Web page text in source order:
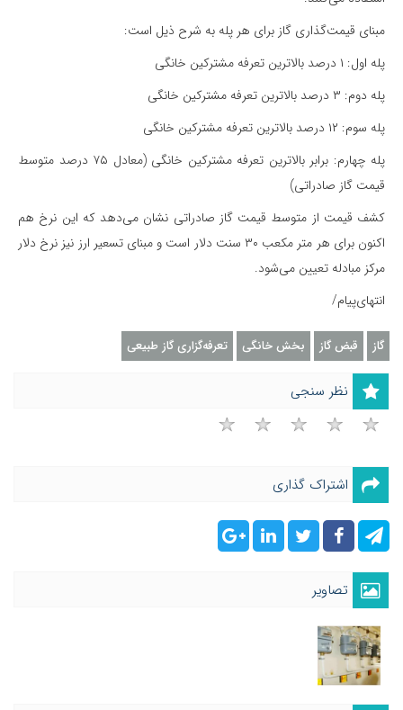
مبنای قیمت‌گذاری گاز برای هر پله به شرح ذیل است:
پله اول: ۱ درصد بالاترین تعرفه مشترکین خانگی
پله دوم: ۳ درصد بالاترین تعرفه مشترکین خانگی
پله سوم: ۱۲ درصد بالاترین تعرفه مشترکین خانگی
پله چهارم: برابر بالاترین تعرفه مشترکین خانگی (معادل ۷۵ درصد متوسط
قیمت گاز صادراتی)
کشف قیمت از متوسط قیمت گاز صادراتی نشان می‌دهد که این نرخ هم
اکنون برای هر متر مکعب ۳۰ سنت دلار است و مبنای تسعیر ارز نیز نرخ دلار
مرکز مبادله تعیین می‌شود.
انتهای‌پیام/
گاز قبض گاز بخش خانگی تعرفه‌گزاری گاز طبیعی
نظر سنجی
اشتراک گذاری
تصاویر